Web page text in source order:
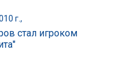
г.,
стал игроком